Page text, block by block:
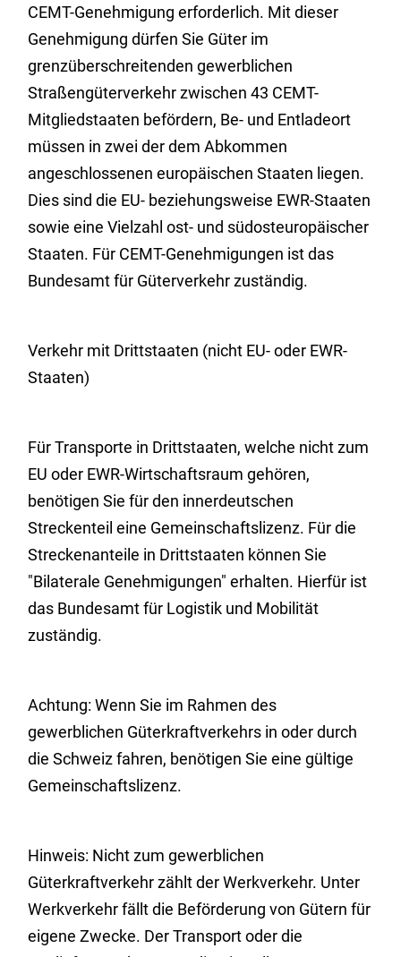
CEMT-Genehmigung erforderlich. Mit dieser
Genehmigung dürfen Sie Güter im
grenzüberschreitenden gewerblichen
Straßengüterverkehr zwischen 43 CEMT-
Mitgliedstaaten befördern, Be- und Entladeort
müssen in zwei der dem Abkommen
angeschlossenen europäischen Staaten liegen.
Dies sind die EU- beziehungsweise EWR-Staaten
sowie eine Vielzahl ost- und südosteuropäischer
Staaten. Für CEMT-Genehmigungen ist das
Bundesamt für Güterverkehr zuständig.
Verkehr mit Drittstaaten (nicht EU- oder EWR-
Staaten)
Für Transporte in Drittstaaten, welche nicht zum
EU oder EWR-Wirtschaftsraum gehören,
benötigen Sie für den innerdeutschen
Streckenteil eine Gemeinschaftslizenz. Für die
Streckenanteile in Drittstaaten können Sie
"Bilaterale Genehmigungen" erhalten. Hierfür ist
das Bundesamt für Logistik und Mobilität
zuständig.
Achtung: Wenn Sie im Rahmen des
gewerblichen Güterkraftverkehrs in oder durch
die Schweiz fahren, benötigen Sie eine gültige
Gemeinschaftslizenz.
Hinweis: Nicht zum gewerblichen
Güterkraftverkehr zählt der Werkverkehr. Unter
Werkverkehr fällt die Beförderung von Gütern für
eigene Zwecke. Der Transport oder die